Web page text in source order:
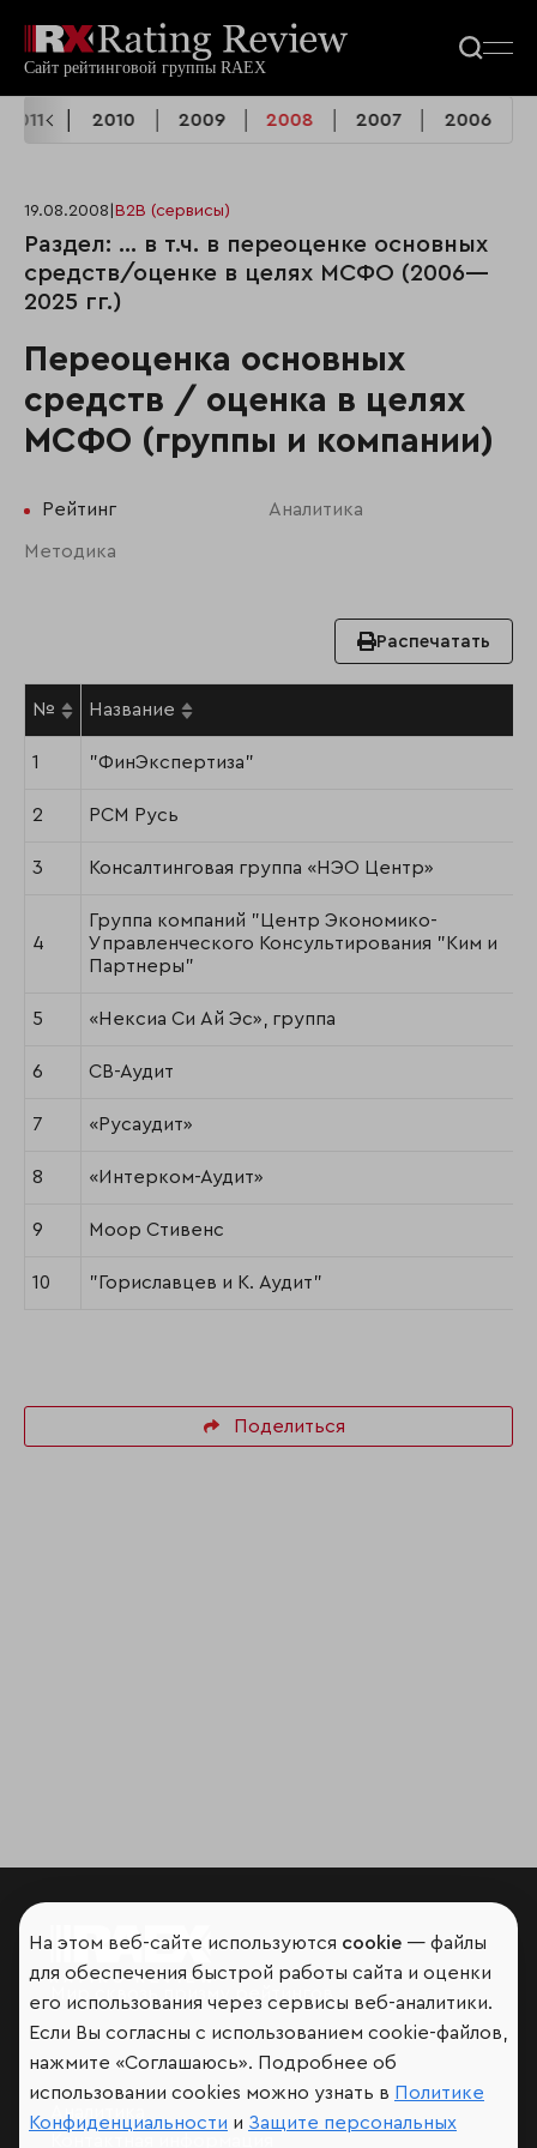
2011 2010 2009 2008 2007 2006
19.08.2008 B2B (сервисы)
Раздел: ... в т.ч. в переоценке основных
средств/оценке в целях МСФО (2006—
2025 гг.)
Переоценка основных
средств / оценка в целях
МСФО (группы и компании)
Рейтинг Аналитика
Методика
Распечатать
№ Название
1 "ФинЭкспертиза"
2 РСМ Русь
3 Консалтинговая группа «НЭО Центр»
4
Группа компаний "Центр Экономико-
Управленческого Консультирования "Ким и
Партнеры"
5 «Нексиа Си Ай Эс», группа
6 СВ-Аудит
7 «Русаудит»
8 «Интерком-Аудит»
9 Моор Стивенс
10 "Гориславцев и К. Аудит"
Поделиться
Аналитика
На этом веб-сайте используются cookie — файлы
для обеспечения быстрой работы сайта и оценки
его использования через сервисы веб-аналитики.
Если Вы согласны с использованием cookie-файлов,
нажмите «Соглашаюсь». Подробнее об
использовании cookies можно узнать в Политике
Конфиденциальности и Защите персональных